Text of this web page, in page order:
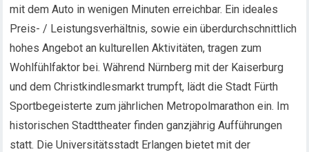
mit dem Auto in wenigen Minuten erreichbar. Ein ideales
Preis- / Leistungsverhältnis, sowie ein überdurchschnittlich
hohes Angebot an kulturellen Aktivitäten, tragen zum
Wohlfühlfaktor bei. Während Nürnberg mit der Kaiserburg
und dem Christkindlesmarkt trumpft, lädt die Stadt Fürth
Sportbegeisterte zum jährlichen Metropolmarathon ein. Im
historischen Stadttheater finden ganzjährig Aufführungen
statt. Die Universitätsstadt Erlangen bietet mit der